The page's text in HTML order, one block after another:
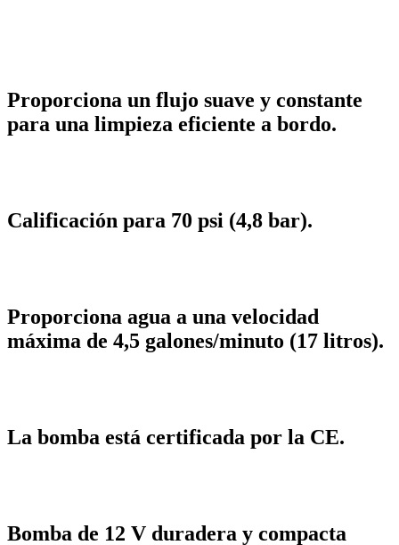
Proporciona un flujo suave y constante
para una limpieza eficiente a bordo.
Calificación para 70 psi (4,8 bar).
Proporciona agua a una velocidad
máxima de 4,5 galones/minuto (17 litros).
La bomba está certificada por la CE.
Bomba de 12 V duradera y compacta